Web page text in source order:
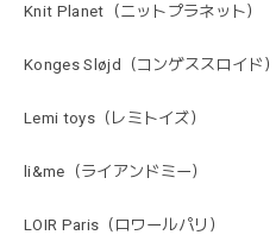
Knit Planet（ニットプラネット）
Konges Sløjd（コンゲススロイド）
Lemi toys（レミトイズ）
li&me（ライアンドミー）
LOIR Paris（ロワールパリ）